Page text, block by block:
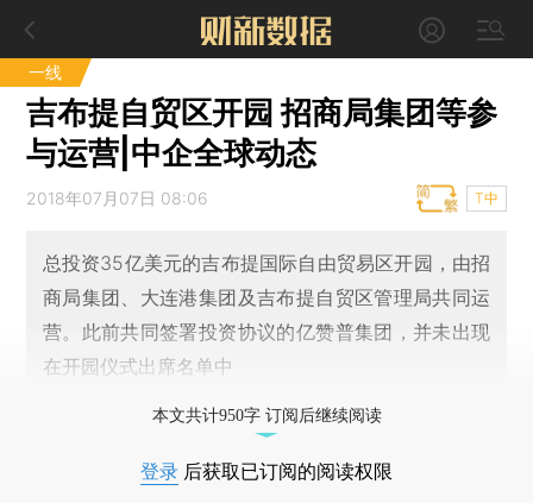
一线
吉布提自贸区开园 招商局集团等参
与运营|中企全球动态
2018年07月07日 08:06 T中
总投资35亿美元的吉布提国际自由贸易区开园，由招
商局集团、大连港集团及吉布提自贸区管理局共同运
营。此前共同签署投资协议的亿赞普集团，并未出现
在开园仪式出席名单中
本文共计950字 订阅后继续阅读
登录 后获取已订阅的阅读权限